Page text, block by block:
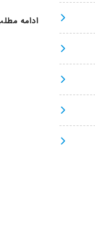
ادامه